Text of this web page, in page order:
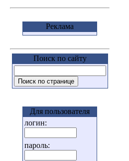
Реклама
Поиск по сайту
Для пользователя
логин:
пароль: